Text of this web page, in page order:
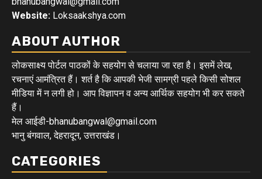
Website: Loksaakshya.com
ABOUT AUTHOR
लोकसाक्ष्य पोर्टल पाठकों के सहयोग से चलाया जा रहा है। इसमें लेख,
रचनाएं आमंत्रित हैं। शर्त है कि आपकी भेजी सामग्री पहले किसी सोशल
मीडिया में न लगी हो। आप विज्ञापन व अन्य आर्थिक सहयोग भी कर सकते
हैं।
मेल आईडी-bhanubangwal@gmail.com
भानु बंगवाल, देहरादून, उत्तराखंड।
CATEGORIES